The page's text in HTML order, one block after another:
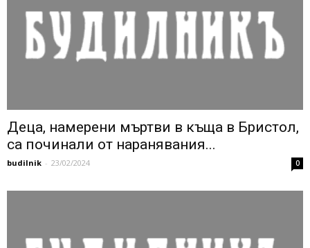
Деца, намерени мъртви в къща в Бристол,
са починали от наранявания...
budilnik - 23/02/2024 0